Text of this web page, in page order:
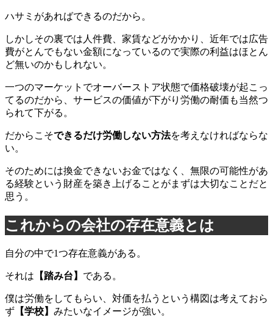
ハサミがあればできるのだから。
しかしその裏では人件費、家賃などがかかり、近年では広告
費がとんでもない金額になっているので実際の利益はほとん
ど無いのかもしれない。
一つのマーケットでオーバーストア状態で価格破壊が起こっ
てるのだから、サービスの価値が下がり労働の耐価も当然つ
られて下がる。
だからこそできるだけ労働しない方法を考えなければならな
い。
そのためには換金できないお金ではなく、無限の可能性があ
る経験という財産を築き上げることがまずは大切なことだと
思う。
これからの会社の存在意義とは
自分の中で1つ存在意義がある。
それは 【踏み台】 である。
僕は労働をしてもらい、対価を払うという構図は考えておら
ず 【学校】 みたいなイメージが強い。